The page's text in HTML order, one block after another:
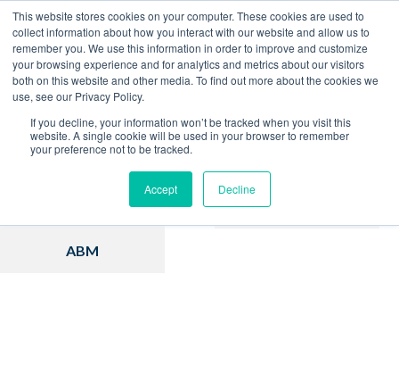
This website stores cookies on your computer. These cookies are used to
collect information about how you interact with our website and allow us to
remember you. We use this information in order to improve and customize
your browsing experience and for analytics and metrics about our visitors
both on this website and other media. To find out more about the cookies we
use, see our Privacy Policy.
If you decline, your information won’t be tracked when you visit this
website. A single cookie will be used in your browser to remember
your preference not to be tracked.
Accept Decline
Home Blog
Inbound Marketing
ABM